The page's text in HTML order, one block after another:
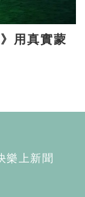
用真實蒙
樂上新聞